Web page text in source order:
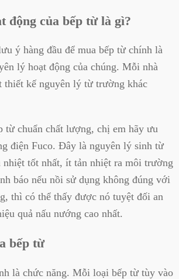
động của bếp từ là gì?
ý hàng đầu để mua bếp từ chính là
lý hoạt động của chúng. Mỗi nhà
thiết kế nguyên lý từ trường khác
từ chuẩn chất lượng, chị em hãy ưu
điện Fuco. Đây là nguyên lý sinh từ
tốt nhất, ít tản nhiệt ra môi trường
báo nếu nồi sử dụng không đúng với
thì có thể thấy được nó tuyệt đối an
quả nấu nướng cao nhất.
bếp từ
là chức năng. Mỗi loại bếp từ tùy vào